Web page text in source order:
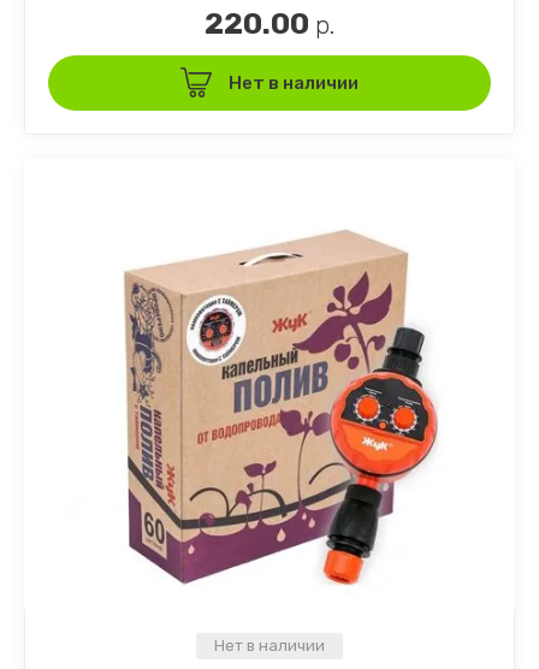
220.00 р.
Нет в наличии
Нет в наличии